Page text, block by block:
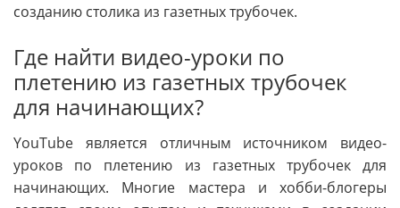
созданию столика из газетных трубочек.
Где найти видео-уроки по
плетению из газетных трубочек
для начинающих?
YouTube является отличным источником видео-
уроков по плетению из газетных трубочек для
начинающих. Многие мастера и хобби-блогеры